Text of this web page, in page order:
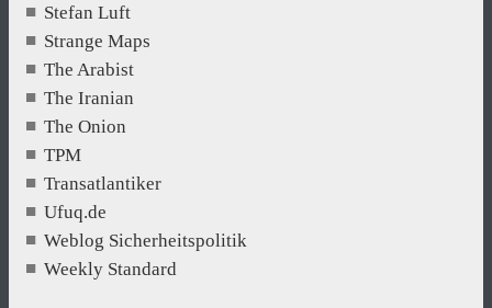
Stefan Luft
Strange Maps
The Arabist
The Iranian
The Onion
TPM
Transatlantiker
Ufuq.de
Weblog Sicherheitspolitik
Weekly Standard